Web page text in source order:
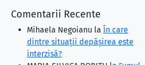
Comentarii Recente
Mihaela Negoianu la În care
dintre situaţii depăşirea este
interzisă?